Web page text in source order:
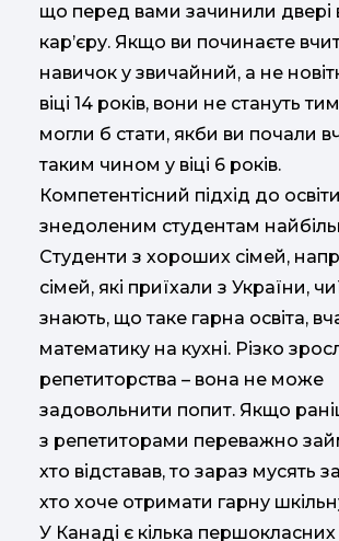
що перед вами зачинили двері
кар’єру. Якщо ви починаєте
навичок у звичайний, а не
віці 14 років, вони не стануть
могли б стати, якби ви почали
таким чином у віці 6 років.
Компетентісний підхід до
знедоленим студентам
Студенти з хороших сімей,
сімей, які приїхали з України,
знають, що таке гарна освіта,
математику на кухні. Різко
репетиторства – вона не може
задовольнити попит. Якщо
з репетиторами переважно
хто відставав, то зараз мусять
хто хоче отримати гарну
У Канаді є кілька першокласних